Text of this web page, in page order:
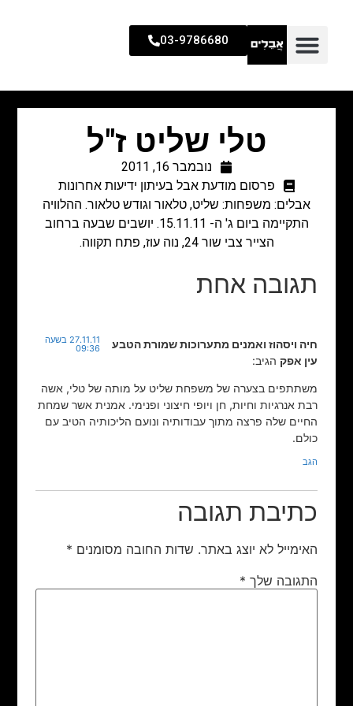
03-9786680
טלי שליט ז"ל
נובמבר 16, 2011
פרסום מודעת אבל בעיתון ידיעות אחרונות
אבלים: משפחות: שליט, טלאור וגודש טלאור. ההלוויה
התקיימה ביום ג' ה- 15.11.11. יושבים שבעה ברחוב
הצייר צבי שור 24, נוה עוז, פתח תקווה.
תגובה אחת
חיה ויסהוז ואמנים מתערוכות שמורת הטבע
עין אפק הגיב:
27.11.11 בשעה
09:36
משתתפים בצערה של משפחת שליט על מותה של טלי, אשה
רבת אנרגיות וחיות, חן ויופי חיצוני ופנימי. אמנית אשר שמחת
החיים שלה פרצה מתוך עבודותיה ונועם הליכותיה הטיב עם
כולם.
הגב
כתיבת תגובה
האימייל לא יוצג באתר. שדות החובה מסומנים *
התגובה שלך *